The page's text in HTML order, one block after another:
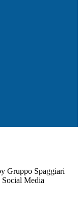
Gruppo Spaggiari
Media